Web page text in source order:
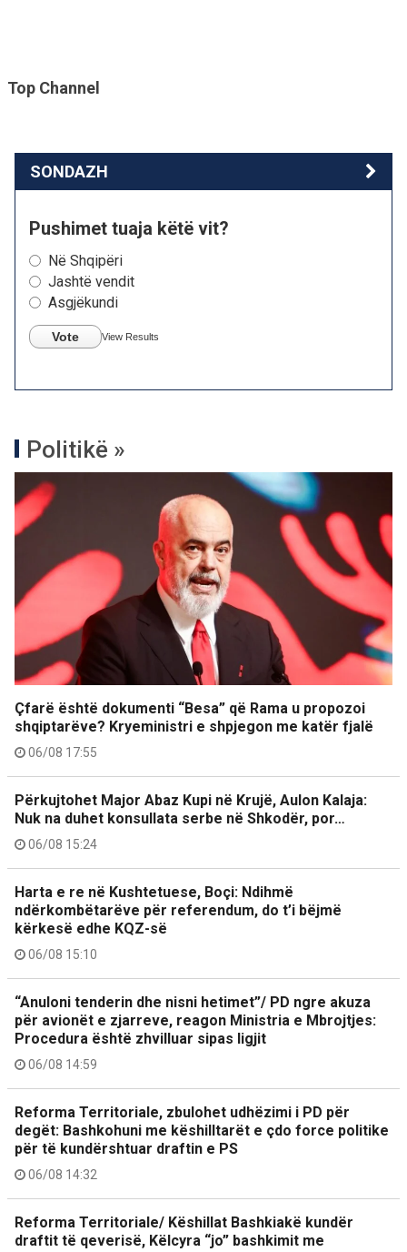
Top Channel
SONDAZH
Pushimet tuaja këtë vit?
Në Shqipëri
Jashtë vendit
Asgjëkundi
Vote View Results
Politikë »
Çfarë është dokumenti “Besa” që Rama u propozoi
shqiptarëve? Kryeministri e shpjegon me katër fjalë
06/08 17:55
Përkujtohet Major Abaz Kupi në Krujë, Aulon Kalaja:
Nuk na duhet konsullata serbe në Shkodër, por…
06/08 15:24
Harta e re në Kushtetuese, Boçi: Ndihmë
ndërkombëtarëve për referendum, do t’i bëjmë
kërkesë edhe KQZ-së
06/08 15:10
“Anuloni tenderin dhe nisni hetimet”/ PD ngre akuza
për avionët e zjarreve, reagon Ministria e Mbrojtjes:
Procedura është zhvilluar sipas ligjit
06/08 14:59
Reforma Territoriale, zbulohet udhëzimi i PD për
degët: Bashkohuni me këshilltarët e çdo force politike
për të kundërshtuar draftin e PS
06/08 14:32
Reforma Territoriale/ Këshillat Bashkiakë kundër
draftit të qeverisë, Këlcyra “jo” bashkimit me